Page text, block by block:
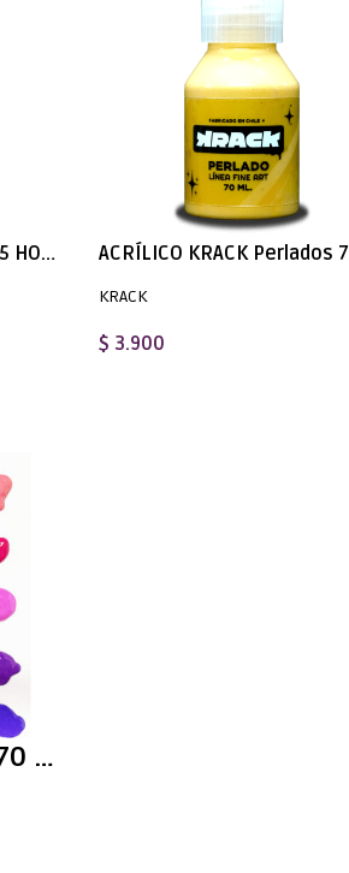
BLOCK ARTEL ACRÍLICO 25 HOJAS 21X29,2 CM 300 GRAMOS ACRÍLICO KRACK Perlados
KRACK
$ 3.900
ACRÍLICO KRACK 70 ML